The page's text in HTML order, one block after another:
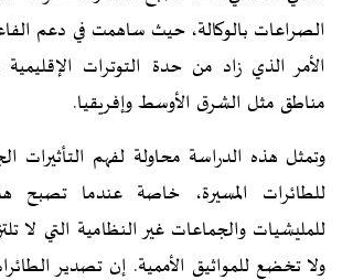
الصراعات بالوكالة، حيث ساهمت في دعم
الأمر الذي زاد من حدة التوترات الإقليمية
مناطق مثل الشرق الأوسط وإفريقيا.
وتمثل هذه الدراسة محاولة لفهم التأثيرات
للطائرات المسيرة، خاصة عندما تصبح
للمليشيات والجماعات غير النظامية التي لا
ولا تخضع للمواثيق الأممية. إن تصدير